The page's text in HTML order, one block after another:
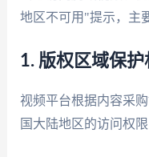
地区不可用"提示，主
1. 版权区域保护
视频平台根据内容采
国大陆地区的访问权限